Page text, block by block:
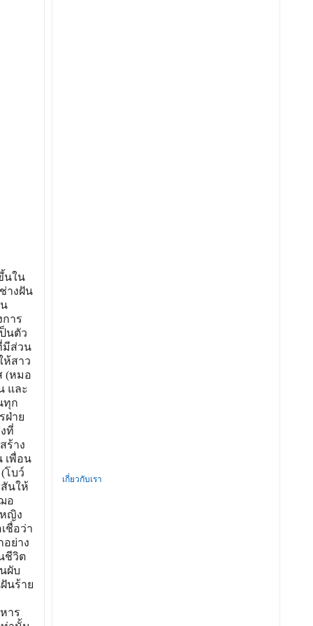
นใน
างฝัน
าร
นตัว
มีส่วน
ห้สาว
(หมอ
และ
ทุก
ฝ่าย
ที่
ร้าง
เพื่อน
โบว์
นให้
อ
ญิง
ชื่อว่า
ย่าง
ชีวิต
ผับ
นร้าย
าร
เกี่ยวกับเรา